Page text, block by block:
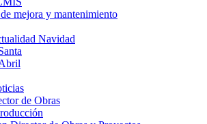
mejora y mantenimiento
Navidad
de Obras